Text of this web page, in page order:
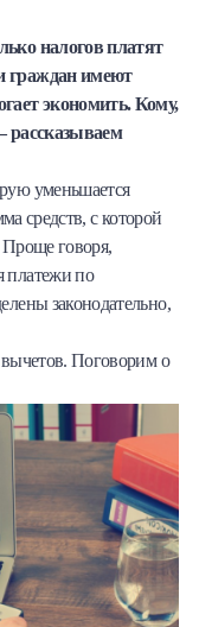
налогов платят
граждан имеют
экономить. Кому,
рассказываем
уменьшается
средств, с которой
Проще говоря,
платежи по
законодательно,
Поговорим о